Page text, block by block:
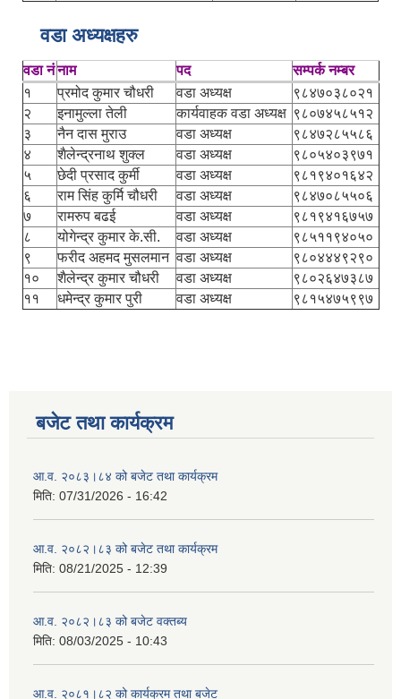
वडा अध्यक्षहरु
वडा नंनाम पद
सम्पर्क नम्बर
१
प्रमोद कुमार चौधरी वडा अध्यक्ष
९८४७०३८०२१
२
इनामुल्ला तेली कार्यवाहक वडा अध्यक्ष ९८०७४५८५१२
३
नैन दास मुराउ वडा अध्यक्ष
९८४७२८५५८६
४
शैलेन्द्रनाथ शुक्ल वडा अध्यक्ष
९८०५४०३९७१
५
छेदी प्रसाद कुर्मी वडा अध्यक्ष
९८१९४०१६४२
६
राम सिंह कुर्मि चौधरी वडा अध्यक्ष
९८४७०८५५०६
७
रामरुप बढई वडा अध्यक्ष
९८१९४१६७५७
८
योगेन्द्र कुमार के.सी. वडा अध्यक्ष
९८५११९४०५०
९
फरीद अहमद मुसलमान वडा अध्यक्ष
९८०४४४९२९०
१०
शैलेन्द्र कुमार चौधरी वडा अध्यक्ष
९८०२६४७३८७
११
धमेन्द्र कुमार पुरी वडा अध्यक्ष ९८१५४७५९९७
बजेट तथा कार्यक्रम
आ.व. २०८३।८४ को बजेट तथा कार्यक्रम
मिति: 07/31/2026 - 16:42
आ.व. २०८२।८३ को बजेट तथा कार्यक्रम
मिति: 08/21/2025 - 12:39
आ.व. २०८२।८३ को बजेट वक्तब्य
मिति: 08/03/2025 - 10:43
आ.व. २०८१।८२ को कार्यक्रम तथा बजेट